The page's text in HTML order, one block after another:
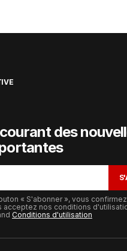
des
« S'abonner », vous
acceptez nos conditions
Conditions d'utilisation